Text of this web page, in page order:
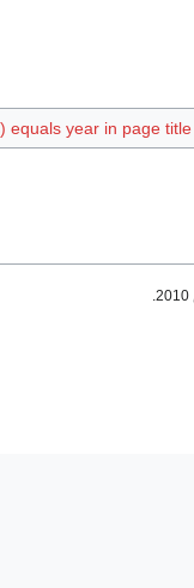
equals year in page title